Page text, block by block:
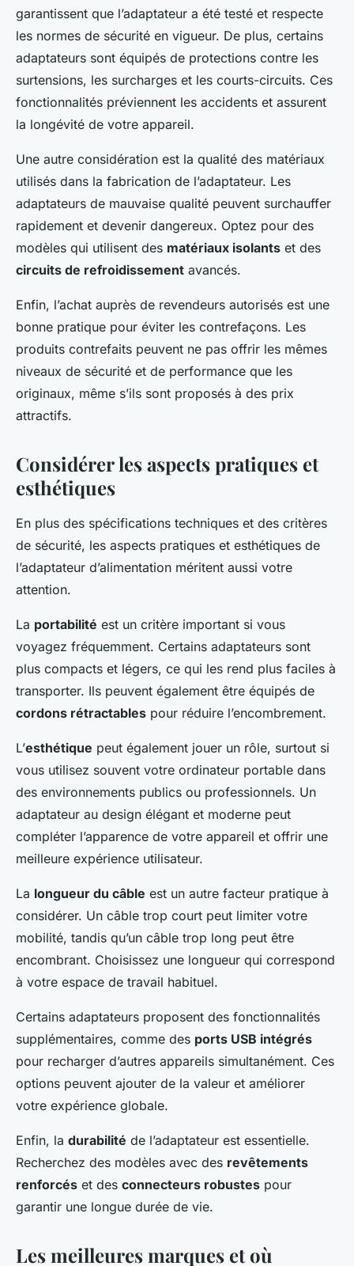
garantissent que l’adaptateur a été testé et respecte
les normes de sécurité en vigueur. De plus, certains
adaptateurs sont équipés de protections contre les
surtensions, les surcharges et les courts-circuits. Ces
fonctionnalités préviennent les accidents et assurent
la longévité de votre appareil.
Une autre considération est la qualité des matériaux
utilisés dans la fabrication de l’adaptateur. Les
adaptateurs de mauvaise qualité peuvent surchauffer
rapidement et devenir dangereux. Optez pour des
modèles qui utilisent des matériaux isolants et des
circuits de refroidissement avancés.
Enfin, l’achat auprès de revendeurs autorisés est une
bonne pratique pour éviter les contrefaçons. Les
produits contrefaits peuvent ne pas offrir les mêmes
niveaux de sécurité et de performance que les
originaux, même s’ils sont proposés à des prix
attractifs.
Considérer les aspects pratiques et
esthétiques
En plus des spécifications techniques et des critères
de sécurité, les aspects pratiques et esthétiques de
l’adaptateur d’alimentation méritent aussi votre
attention.
La portabilité est un critère important si vous
voyagez fréquemment. Certains adaptateurs sont
plus compacts et légers, ce qui les rend plus faciles à
transporter. Ils peuvent également être équipés de
cordons rétractables pour réduire l’encombrement.
L’esthétique peut également jouer un rôle, surtout si
vous utilisez souvent votre ordinateur portable dans
des environnements publics ou professionnels. Un
adaptateur au design élégant et moderne peut
compléter l’apparence de votre appareil et offrir une
meilleure expérience utilisateur.
La longueur du câble est un autre facteur pratique à
considérer. Un câble trop court peut limiter votre
mobilité, tandis qu’un câble trop long peut être
encombrant. Choisissez une longueur qui correspond
à votre espace de travail habituel.
Certains adaptateurs proposent des fonctionnalités
supplémentaires, comme des ports USB intégrés
pour recharger d’autres appareils simultanément. Ces
options peuvent ajouter de la valeur et améliorer
votre expérience globale.
Enfin, la durabilité de l’adaptateur est essentielle.
Recherchez des modèles avec des revêtements
renforcés et des connecteurs robustes pour
garantir une longue durée de vie.
Les meilleures marques et où